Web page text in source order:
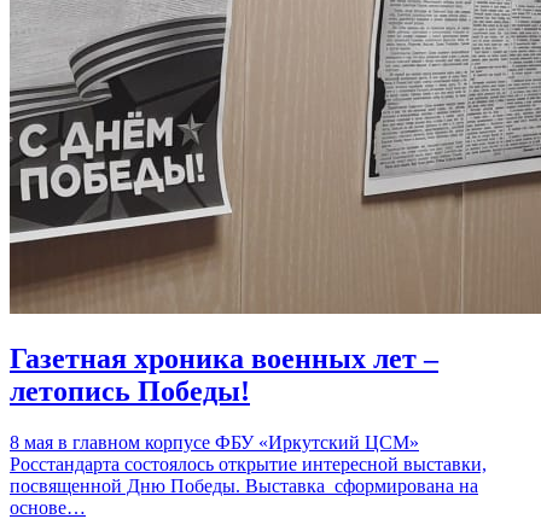
Газетная хроника военных лет –
летопись Победы!
8 мая в главном корпусе ФБУ «Иркутский ЦСМ»
Росстандарта состоялось открытие интересной выставки,
посвященной Дню Победы. Выставка сформирована на
основе…